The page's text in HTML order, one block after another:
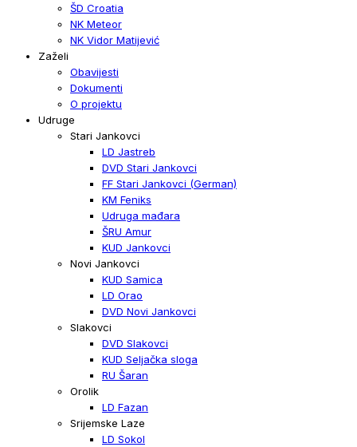
ŠD Croatia
NK Meteor
NK Vidor Matijević
Zaželi
Obavijesti
Dokumenti
O projektu
Udruge
Stari Jankovci
LD Jastreb
DVD Stari Jankovci
FF Stari Jankovci (German)
KM Feniks
Udruga mađara
ŠRU Amur
KUD Jankovci
Novi Jankovci
KUD Samica
LD Orao
DVD Novi Jankovci
Slakovci
DVD Slakovci
KUD Seljačka sloga
RU Šaran
Orolik
LD Fazan
Srijemske Laze
LD Sokol